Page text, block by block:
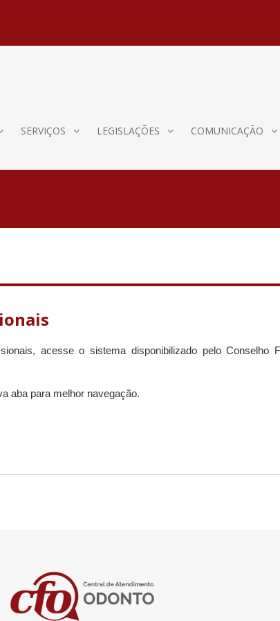
SERVIÇOS LEGISLAÇÕES COMUNICAÇÃO
acesse o sistema disponibilizado pelo Conselho
aba para melhor navegação.